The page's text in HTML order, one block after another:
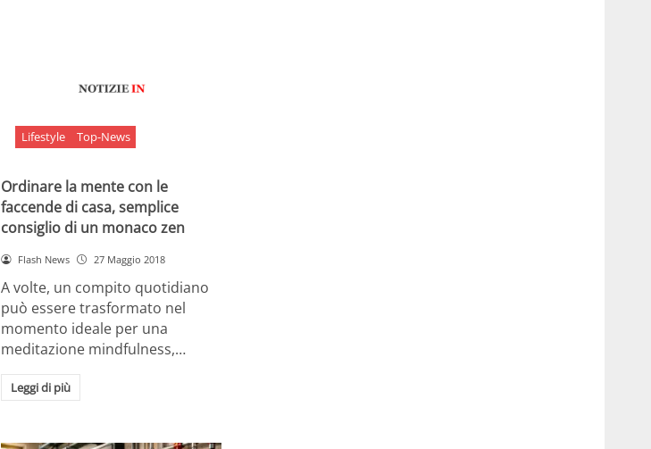
Lifestyle Top-News
Ordinare la mente con le
faccende di casa, semplice
consiglio di un monaco zen
Flash News 27 Maggio 2018
A volte, un compito quotidiano
può essere trasformato nel
momento ideale per una
meditazione mindfulness,…
Leggi di più